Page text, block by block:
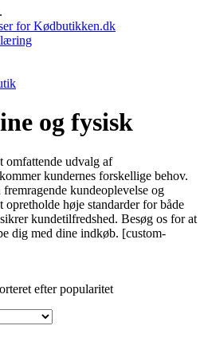
for Kødbutikken.dk
og fysisk
udvalg af
kundernes forskellige behov.
kundeoplevelse og
høje standarder for både
kundetilfredshed. Besøg os for at
dig med dine indkøb. [custom-
efter popularitet